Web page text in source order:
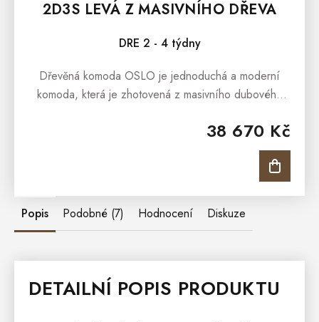
2D3S LEVÁ Z MASIVNÍHO DŘEVA
DRE 2 - 4 týdny
38 670 Kč
Dřevěná komoda OSLO je jednoduchá a moderní
komoda, která je zhotovená z masivního dubového
která představuje elegantní a...
Popis Podobné (7) Hodnocení Diskuze
DETAILNÍ POPIS PRODUKTU